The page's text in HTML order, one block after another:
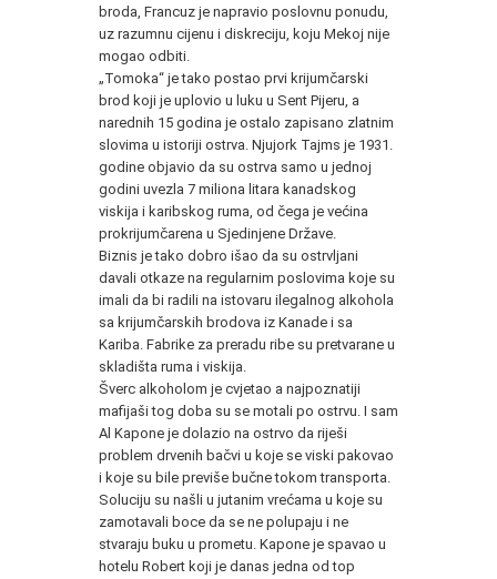
broda, Francuz je napravio poslovnu ponudu,
uz razumnu cijenu i diskreciju, koju Mekoj nije
mogao odbiti.
„Tomoka“ je tako postao prvi krijumčarski
brod koji je uplovio u luku u Sent Pijeru, a
narednih 15 godina je ostalo zapisano zlatnim
slovima u istoriji ostrva. Njujork Tajms je 1931.
godine objavio da su ostrva samo u jednoj
godini uvezla 7 miliona litara kanadskog
viskija i karibskog ruma, od čega je većina
prokrijumčarena u Sjedinjene Države.
Biznis je tako dobro išao da su ostrvljani
davali otkaze na regularnim poslovima koje su
imali da bi radili na istovaru ilegalnog alkohola
sa krijumčarskih brodova iz Kanade i sa
Kariba. Fabrike za preradu ribe su pretvarane u
skladišta ruma i viskija.
Šverc alkoholom je cvjetao a najpoznatiji
mafijaši tog doba su se motali po ostrvu. I sam
Al Kapone je dolazio na ostrvo da riješi
problem drvenih bačvi u koje se viski pakovao
i koje su bile previše bučne tokom transporta.
Soluciju su našli u jutanim vrećama u koje su
zamotavali boce da se ne polupaju i ne
stvaraju buku u prometu. Kapone je spavao u
hotelu Robert koji je danas jedna od top